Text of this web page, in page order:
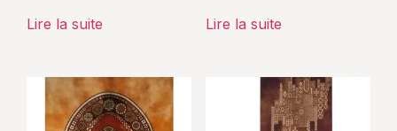
Lire la suite Lire la suite